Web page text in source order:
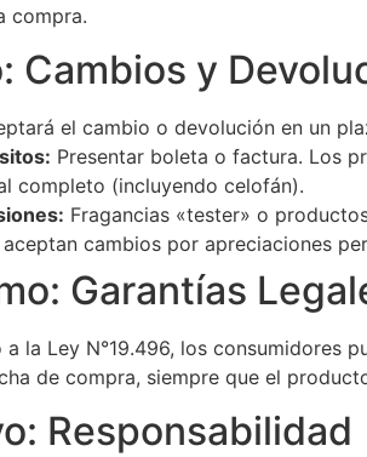
compra.
Cambios y
el cambio o devolución en un
Presentar boleta o factura. Los
completo (incluyendo celofán).
Fragancias «tester» o
cambios por apreciaciones
Garantías
a la Ley N°19.496, los consumidores
de compra, siempre que el
Responsabilidad